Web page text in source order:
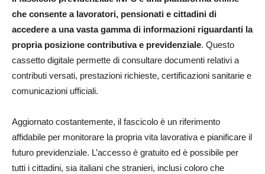
che consente a lavoratori, pensionati e cittadini di
accedere a una vasta gamma di informazioni riguardanti la
propria posizione contributiva e previdenziale. Questo
cassetto digitale permette di consultare documenti relativi a
contributi versati, prestazioni richieste, certificazioni sanitarie e
comunicazioni ufficiali.
Aggiornato costantemente, il fascicolo è un riferimento
affidabile per monitorare la propria vita lavorativa e pianificare il
futuro previdenziale. L’accesso è gratuito ed è possibile per
tutti i cittadini, sia italiani che stranieri, inclusi coloro che